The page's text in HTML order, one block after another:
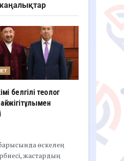
белгілі теолог
өскелең
жастардың